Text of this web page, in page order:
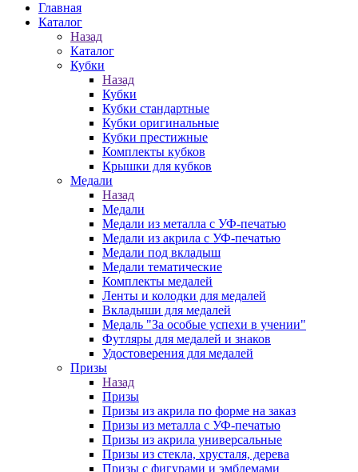
Главная
Каталог
Назад
Каталог
Кубки
Назад
Кубки
Кубки стандартные
Кубки оригинальные
Кубки престижные
Комплекты кубков
Крышки для кубков
Медали
Назад
Медали
Медали из металла с УФ-печатью
Медали из акрила с УФ-печатью
Медали под вкладыш
Медали тематические
Комплекты медалей
Ленты и колодки для медалей
Вкладыши для медалей
Медаль "За особые успехи в учении"
Футляры для медалей и знаков
Удостоверения для медалей
Призы
Назад
Призы
Призы из акрила по форме на заказ
Призы из металла с УФ-печатью
Призы из акрила универсальные
Призы из стекла, хрусталя, дерева
Призы с фигурами и эмблемами